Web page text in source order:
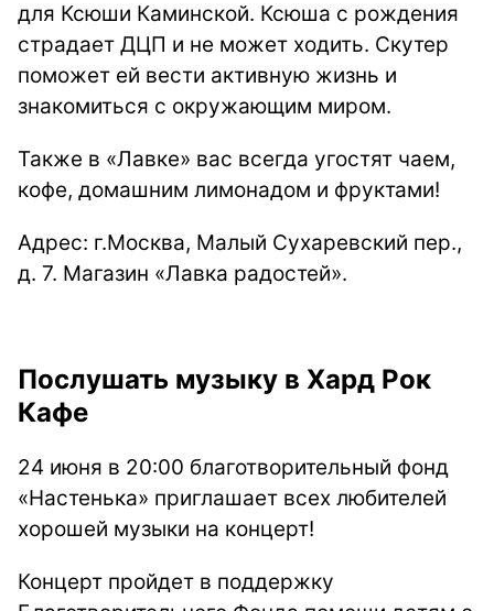
для Ксюши Каминской. Ксюша с рождения
страдает ДЦП и не может ходить. Скутер
поможет ей вести активную жизнь и
знакомиться с окружающим миром.
Также в «Лавке» вас всегда угостят чаем,
кофе, домашним лимонадом и фруктами!
Адрес: г.Москва, Малый Сухаревский пер.,
д. 7. Магазин «Лавка радостей».
Послушать музыку в Хард Рок
Кафе
24 июня в 20:00 благотворительный фонд
«Настенька» приглашает всех любителей
хорошей музыки на концерт!
Концерт пройдет в поддержку